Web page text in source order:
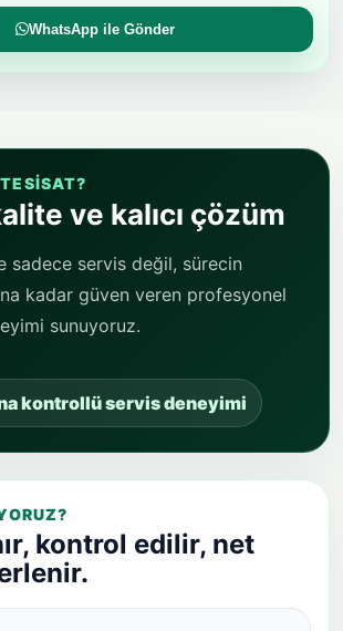
WhatsApp ile Gönder
ve kalıcı çözüm
sadece servis değil, sürecin
kadar güven veren profesyonel
sunuyoruz.
kontrollü servis deneyimi
kontrol edilir, net